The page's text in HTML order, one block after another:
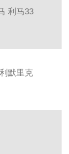
利马33
默里克